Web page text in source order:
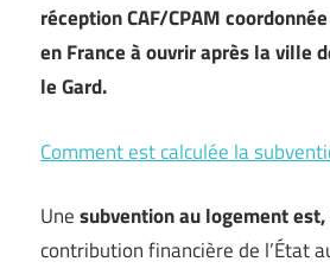
réception CAF/CPAM
en France à ouvrir après la ville
le Gard.
Comment est calculée la
Unesubvention au logement
contribution financière de l’État